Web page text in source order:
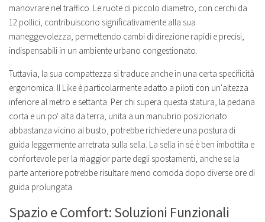
manovrare nel traffico. Le ruote di piccolo diametro, con cerchi da
12 pollici, contribuiscono significativamente alla sua
maneggevolezza, permettendo cambi di direzione rapidi e precisi,
indispensabili in un ambiente urbano congestionato.
Tuttavia, la sua compattezza si traduce anche in una certa specificità
ergonomica. Il Like è particolarmente adatto a piloti con un'altezza
inferiore al metro e settanta. Per chi supera questa statura, la pedana
corta e un po' alta da terra, unita a un manubrio posizionato
abbastanza vicino al busto, potrebbe richiedere una postura di
guida leggermente arretrata sulla sella. La sella in sé è ben imbottita e
confortevole per la maggior parte degli spostamenti, anche se la
parte anteriore potrebbe risultare meno comoda dopo diverse ore di
guida prolungata.
Spazio e Comfort: Soluzioni Funzionali